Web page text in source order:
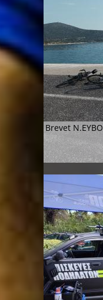
Βrevet